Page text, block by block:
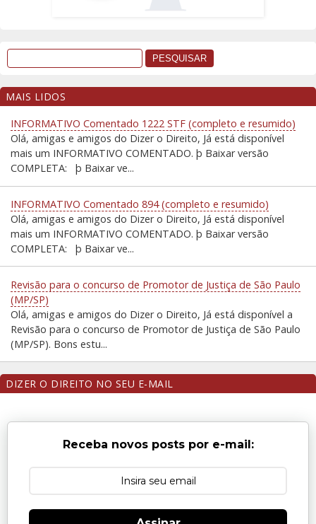
MAIS LIDOS
INFORMATIVO Comentado 1222 STF (completo e resumido)
Olá, amigas e amigos do Dizer o Direito, Já está disponível
mais um INFORMATIVO COMENTADO. þ Baixar versão
COMPLETA: þ Baixar ve...
INFORMATIVO Comentado 894 (completo e resumido)
Olá, amigas e amigos do Dizer o Direito, Já está disponível
mais um INFORMATIVO COMENTADO. þ Baixar versão
COMPLETA: þ Baixar ve...
Revisão para o concurso de Promotor de Justiça de São Paulo
(MP/SP)
Olá, amigas e amigos do Dizer o Direito, Já está disponível a
Revisão para o concurso de Promotor de Justiça de São Paulo
(MP/SP). Bons estu...
DIZER O DIREITO NO SEU E-MAIL
Receba novos posts por e-mail: